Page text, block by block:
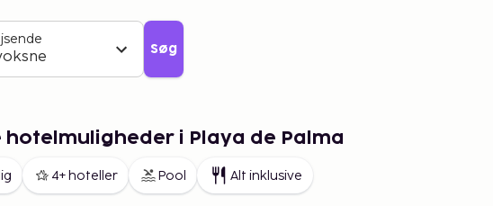
Søg
i Playa de Palma
4+ hoteller Pool Alt inklusive